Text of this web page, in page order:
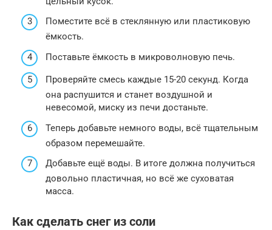
Поместите всё в стеклянную или пластиковую
ёмкость.
Поставьте ёмкость в микроволновую печь.
Проверяйте смесь каждые 15-20 секунд. Когда
она распушится и станет воздушной и
невесомой, миску из печи достаньте.
Теперь добавьте немного воды, всё тщательным
образом перемешайте.
Добавьте ещё воды. В итоге должна получиться
довольно пластичная, но всё же суховатая
масса.
Как сделать снег из соли